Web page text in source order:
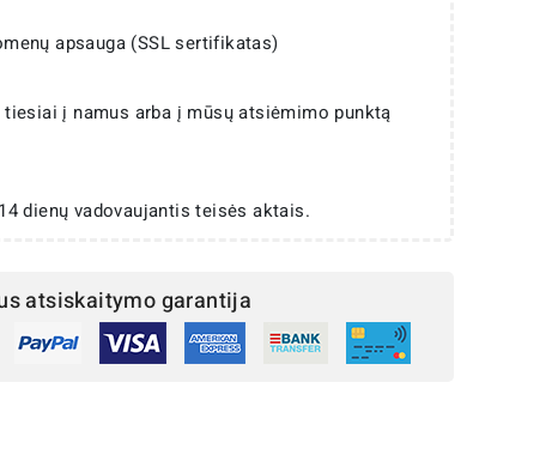
apsauga (SSL sertifikatas)
į namus arba į mūsų atsiėmimo punktą
dienų vadovaujantis teisės aktais.
atsiskaitymo garantija